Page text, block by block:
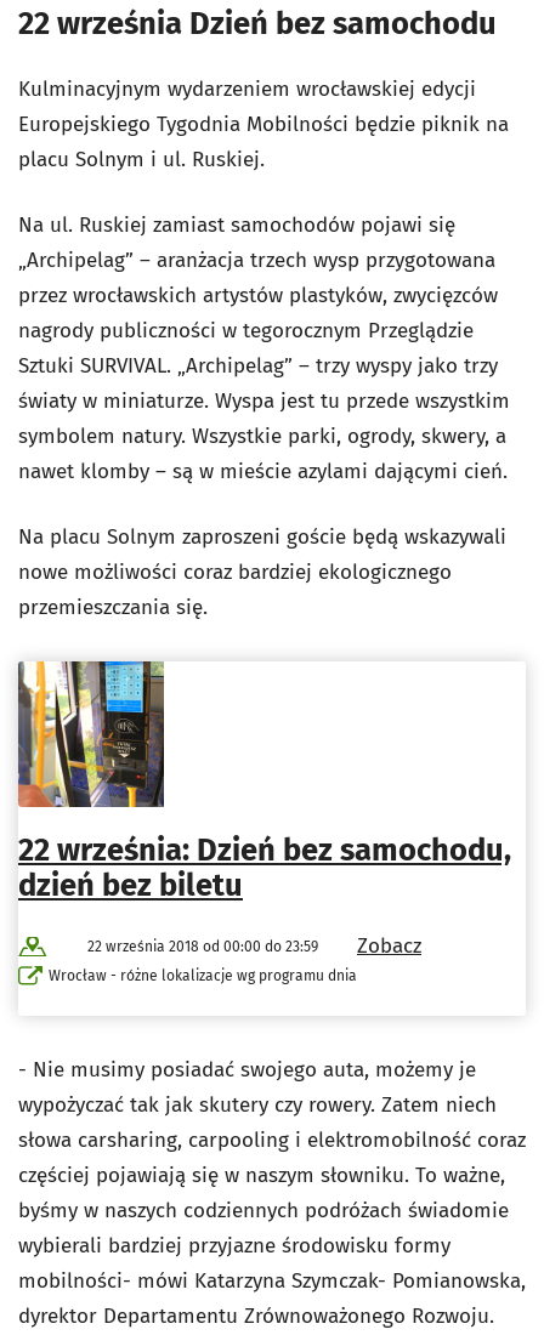
22 września Dzień bez samochodu
Kulminacyjnym wydarzeniem wrocławskiej edycji
Europejskiego Tygodnia Mobilności będzie piknik na
placu Solnym i ul. Ruskiej.
Na ul. Ruskiej zamiast samochodów pojawi się
„Archipelag” – aranżacja trzech wysp przygotowana
przez wrocławskich artystów plastyków, zwycięzców
nagrody publiczności w tegorocznym Przeglądzie
Sztuki SURVIVAL. „Archipelag” – trzy wyspy jako trzy
światy w miniaturze. Wyspa jest tu przede wszystkim
symbolem natury. Wszystkie parki, ogrody, skwery, a
nawet klomby – są w mieście azylami dającymi cień.
Na placu Solnym zaproszeni goście będą wskazywali
nowe możliwości coraz bardziej ekologicznego
przemieszczania się.
22 września: Dzień bez samochodu,
dzień bez biletu
22 września 2018 od 00:00 do 23:59
Wrocław - różne lokalizacje wg programu dnia
Zobacz
- Nie musimy posiadać swojego auta, możemy je
wypożyczać tak jak skutery czy rowery. Zatem niech
słowa carsharing, carpooling i elektromobilność coraz
częściej pojawiają się w naszym słowniku. To ważne,
byśmy w naszych codziennych podróżach świadomie
wybierali bardziej przyjazne środowisku formy
mobilności- mówi Katarzyna Szymczak- Pomianowska,
dyrektor Departamentu Zrównoważonego Rozwoju.